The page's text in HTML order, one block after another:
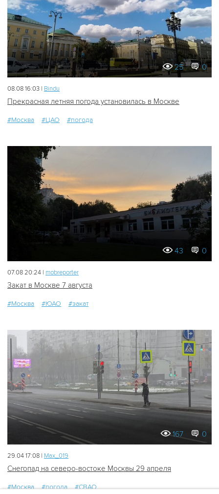
25 0
08.08 16:03 | Bindu
Прекрасная летняя погода установилась в Москве
#Москва #ЦАО #погода
43 0
07.08 20:24 | mobreporter
Закат в Москве 7 августа
#Москва #ЮАО #закат
167 0
29.04 17:08 | Мах_019
Снегопад на северо-востоке Москвы 29 апреля
#Москва #погода
#СВАО